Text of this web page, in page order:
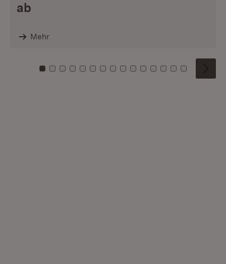
ab
Mehr
Zu Kachel: 0
Zu Kachel: 1
Zu Kachel: 2
Zu Kachel: 3
Zu Kachel: 4
Zu Kachel: 5
Zu Kachel: 6
Zu Kachel: 7
Zu Kachel: 8
Zu Kachel: 9
Zu Kachel: 10
Zu Kachel: 11
Zu Kachel: 12
Zu Kachel:
Zu